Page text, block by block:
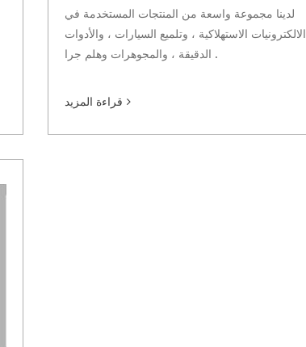
لدينا مجموعة واسعة من المنتجات المستخدمة في
الالكترونيات الاستهلاكية ، وتلميع السيارات ، والأدوات
الدقيقة ، والمجوهرات وهلم جرا .
قراءة المزيد